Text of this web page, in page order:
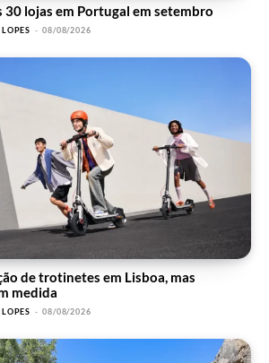
30 lojas em Portugal em setembro
- 08/08/2026
de trotinetes em Lisboa, mas
medida
- 08/08/2026